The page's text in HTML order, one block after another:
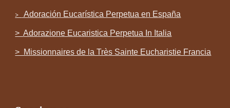
> Adoración Eucarística Perpetua en España
>Adorazione Eucaristica Perpetua In Italia
> Missionnaires de la Très Sainte Eucharistie Francia